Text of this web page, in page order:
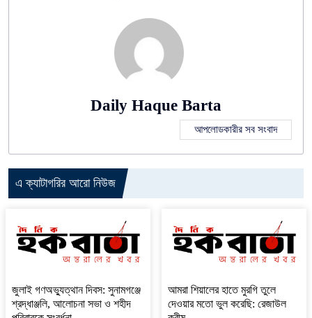
Daily Haque Barta
আপলোডকারীর সব সংবাদ
এ ক্যাটাগরির আরো নিউজ
জুলাই গণঅভ্যুত্থান দিবস: সুনামগঞ্জে
শ্রদ্ধাঞ্জলি, আলোচনা সভা ও শহীদ
‎আমরা শিয়ালের হাতে মুরগি তুলে
দেওয়ার মতো ভুল করেছি: রেজাউল